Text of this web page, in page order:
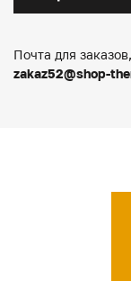
Почта для
zakaz52@shop-